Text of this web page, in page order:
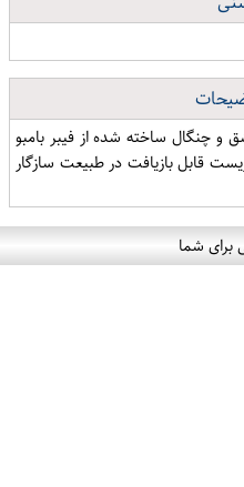
چنگال ساخته شده از فیبر بامبو
قابل بازیافت در طبیعت سازگار
برای شما